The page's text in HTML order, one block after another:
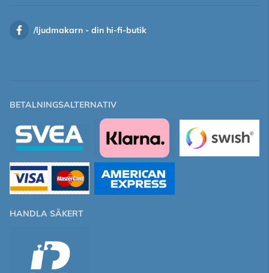
/ljudmakarn - din hi-fi-butik
BETALNINGSALTERNATIV
HANDLA SÄKERT